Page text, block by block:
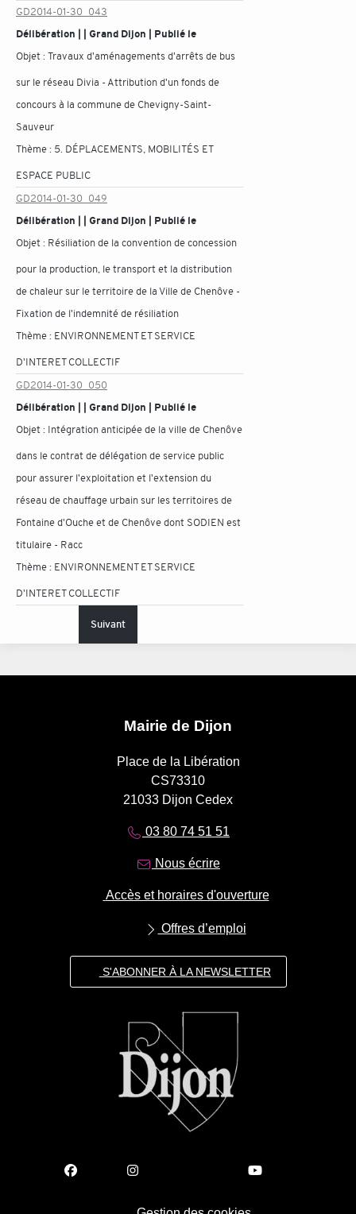
GD2014-01-30_043
Délibération | | Grand Dijon | Publié le
Objet :Travaux d'aménagements d'arrêts de bus
sur le réseau Divia - Attribution d'un fonds de
concours à la commune de Chevigny-Saint-
Sauveur
Thème : 5. DÉPLACEMENTS, MOBILITÉS ET
ESPACE PUBLIC
GD2014-01-30_049
Délibération | | Grand Dijon | Publié le
Objet : Résiliation de la convention de concession
pour la production, le transport et la distribution
de chaleur sur le territoire de la Ville de Chenôve -
Fixation de l'indemnité de résiliation
Thème : ENVIRONNEMENT ET SERVICE
D'INTERET COLLECTIF
GD2014-01-30_050
Délibération | | Grand Dijon | Publié le
Objet : Intégration anticipée de la ville de Chenôve
dans le contrat de délégation de service public
pour assurer l'exploitation et l'extension du
réseau de chauffage urbain sur les territoires de
Fontaine d'Ouche et de Chenôve dont SODIEN est
titulaire - Racc
Thème : ENVIRONNEMENT ET SERVICE
D'INTERET COLLECTIF
Suivant
Mairie de Dijon
Place de la Libération
CS73310
21033 Dijon Cedex
03 80 74 51 51
Nous écrire
Accès et horaires d'ouverture
Offres d’emploi
S'ABONNER À LA NEWSLETTER